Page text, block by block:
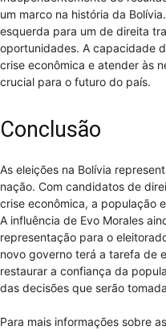
um marco na história da
esquerda para um de direita
oportunidades. A capacidade
crise econômica e atender às
crucial para o futuro do país.
Conclusão
As eleições na Bolívia
nação. Com candidatos de
crise econômica, a população
A influência de Evo Morales
representação para o
novo governo terá a tarefa de
restaurar a confiança da
das decisões que serão
Para mais informações sobre